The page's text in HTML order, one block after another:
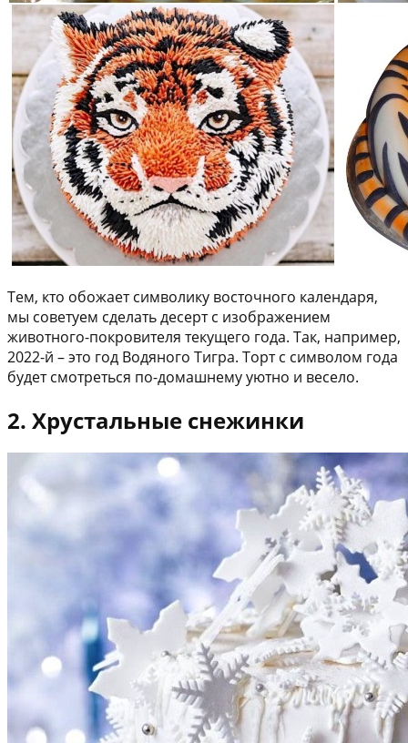
Тем, кто обожает символику восточного календаря,
мы советуем сделать десерт с изображением
животного-покровителя текущего года. Так, например,
2022-й – это год Водяного Тигра. Торт с символом года
будет смотреться по-домашнему уютно и весело.
2. Хрустальные снежинки